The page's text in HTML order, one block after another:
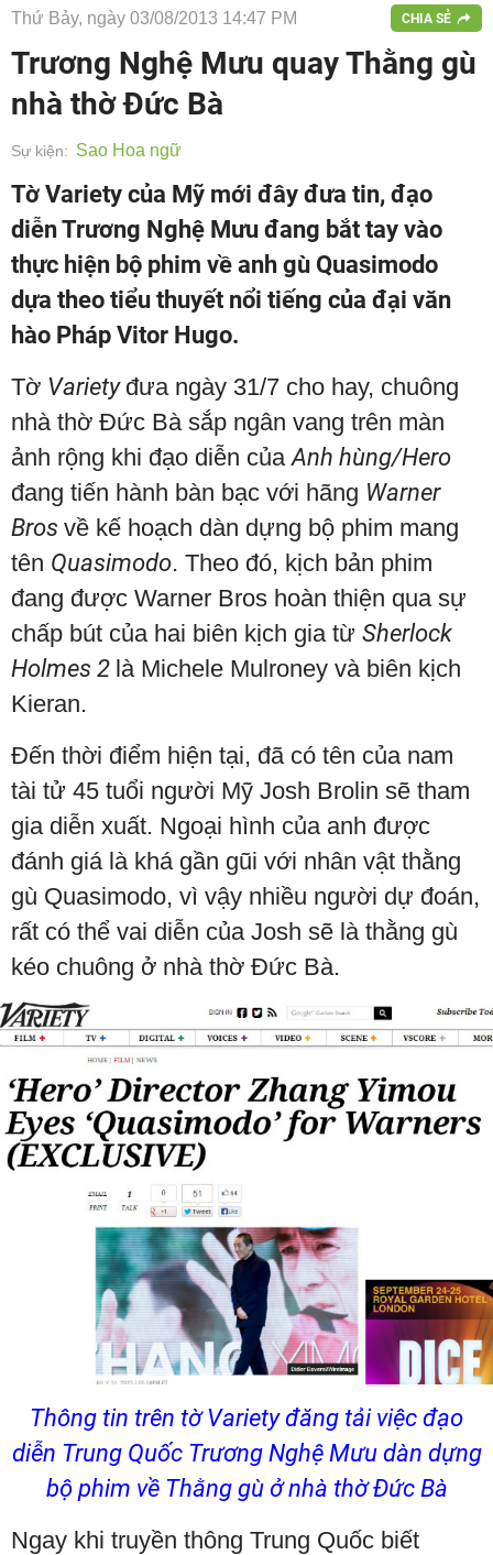
Thứ Bảy, ngày 03/08/2013 14:47 PM CHIA SẺ
Trương Nghệ Mưu quay Thằng gù
nhà thờ Đức Bà
Sự kiện: Sao Hoa ngữ
Tờ Variety của Mỹ mới đây đưa tin, đạo
diễn Trương Nghệ Mưu đang bắt tay vào
thực hiện bộ phim về anh gù Quasimodo
dựa theo tiểu thuyết nổi tiếng của đại văn
hào Pháp Vitor Hugo.
Tờ Variety đưa ngày 31/7 cho hay, chuông
nhà thờ Đức Bà sắp ngân vang trên màn
ảnh rộng khi đạo diễn củaAnh hùng/Hero
đang tiến hành bàn bạc với hãng Warner
Bros về kế hoạch dàn dựng bộ phim mang
tên Quasimodo. Theo đó, kịch bản phim
đang được Warner Bros hoàn thiện qua sự
chấp bút của hai biên kịch gia từ Sherlock
Holmes 2 là Michele Mulroney và biên kịch
Kieran.
Đến thời điểm hiện tại, đã có tên của nam
tài tử 45 tuổi người Mỹ Josh Brolin sẽ tham
gia diễn xuất. Ngoại hình của anh được
đánh giá là khá gần gũi với nhân vật thằng
gù Quasimodo, vì vậy nhiều người dự đoán,
rất có thể vai diễn của Josh sẽ là thằng gù
kéo chuông ở nhà thờ Đức Bà.
Thông tin trên tờ Variety đăng tải việc đạo
diễn Trung Quốc Trương Nghệ Mưu dàn dựng
bộ phim về Thằng gù ở nhà thờ Đức Bà
Ngay khi truyền thông Trung Quốc biết